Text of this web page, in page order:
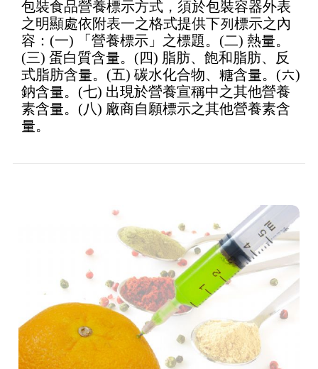
包裝食品營養標示方式，須於包裝容器外表
之明顯處依附表一之格式提供下列標示之內
容：(一) 「營養標示」之標題。(二) 熱量。
(三) 蛋白質含量。(四) 脂肪、飽和脂肪、反
式脂肪含量。(五) 碳水化合物、糖含量。(六)
鈉含量。(七) 出現於營養宣稱中之其他營養
素含量。(八) 廠商自願標示之其他營養素含
量。